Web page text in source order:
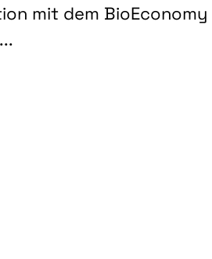
mit dem BioEconomy
für biobasierte